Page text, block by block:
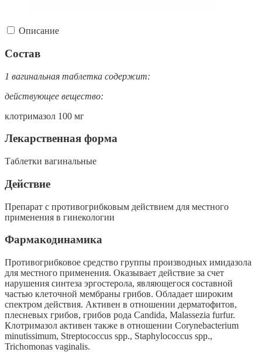
Описание
Состав
1 вагинальная таблетка содержит:
действующее вещество:
клотримазол 100 мг
Лекарственная форма
Таблетки вагинальные
Действие
Препарат с противогрибковым действием для местного
применения в гинекологии
Фармакодинамика
Противогрибковое средство группы производных имидазола
для местного применения. Оказывает действие за счет
нарушения синтеза эргостерола, являющегося составной
частью клеточной мембраны грибов. Обладает широким
спектром действия. Активен в отношении дерматофитов,
плесневых грибов, грибов рода Candida, Malassezia furfur.
Клотримазол активен также в отношении Corynebacterium
minutissimum, Streptococcus spp., Staphylococcus spp.,
Trichomonas vaginalis.